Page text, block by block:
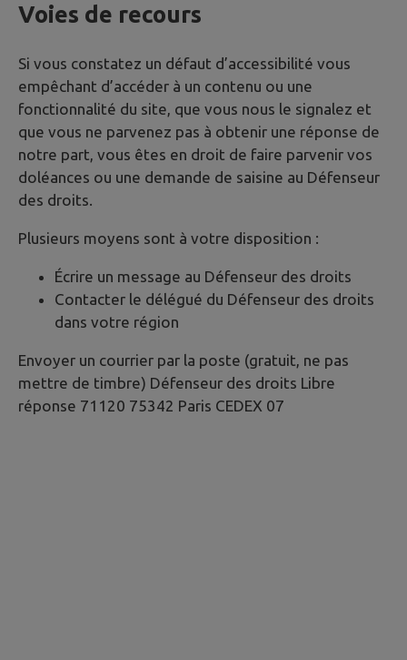
Voies de recours
Si vous constatez un défaut d’accessibilité vous
empêchant d’accéder à un contenu ou une
fonctionnalité du site, que vous nous le signalez et
que vous ne parvenez pas à obtenir une réponse de
notre part, vous êtes en droit de faire parvenir vos
doléances ou une demande de saisine au Défenseur
des droits.
Plusieurs moyens sont à votre disposition :
Écrire un message au Défenseur des droits
Contacter le délégué du Défenseur des droits
dans votre région
Envoyer un courrier par la poste (gratuit, ne pas
mettre de timbre) Défenseur des droits Libre
réponse 71120 75342 Paris CEDEX 07